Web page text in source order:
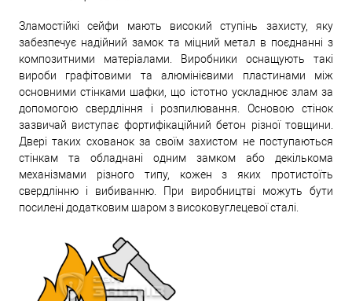
Зламостійкі сейфи мають високий ступінь захисту, яку
забезпечує надійний замок та міцний метал в поєднанні з
композитними матеріалами. Виробники оснащують такі
вироби графітовими та алюмінієвими пластинами між
основними стінками шафки, що істотно ускладнює злам за
допомогою свердління і розпилювання. Основою стінок
зазвичай виступає фортифікаційний бетон різної товщини.
Двері таких схованок за своїм захистом не поступаються
стінкам та обладнані одним замком або декількома
механізмами різного типу, кожен з яких протистоїть
свердлінню і вибиванню. При виробництві можуть бути
посилені додатковим шаром з високовуглецевої сталі.